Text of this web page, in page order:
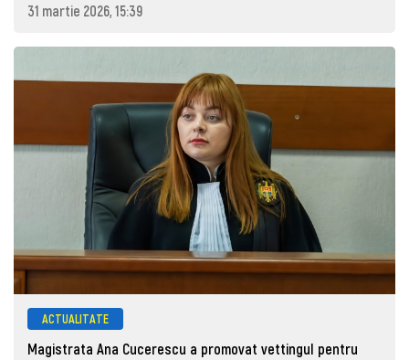
31 martie 2026, 15:39
ACTUALITATE
Magistrata Ana Cucerescu a promovat vettingul pentru